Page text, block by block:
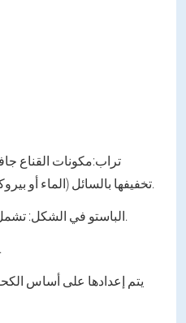
تراب:مكونات القناع
تخفيفها بالسائل (الماء أو بيروكسيد الهيدروجين أو غيرها).
الباستو في الشكل:تشمل الطين أو الأرض العلاجية.
لديهم نسيج حساس.